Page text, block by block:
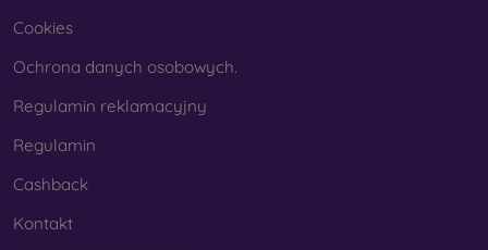
Cookies
Ochrona danych osobowych.
Regulamin reklamacyjny
Regulamin
Cashback
Kontakt